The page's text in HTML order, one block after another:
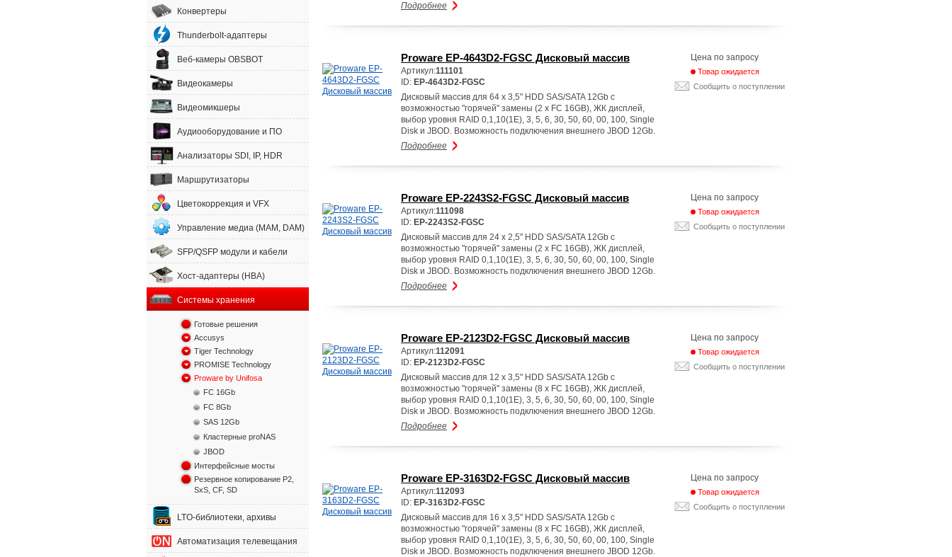
Конвертеры
Thunderbolt-адаптеры
Веб-камеры OBSBOT
Видеокамеры
Видеомикшеры
Аудиооборудование и ПО
Анализаторы SDI, IP, HDR
Маршрутизаторы
Цветокоррекция и VFX
Управление медиа (MAM, DAM)
SFP/QSFP модули и кабели
Хост-адаптеры (HBA)
Системы хранения
Готовые решения
Accusys
Tiger Technology
PROMISE Technology
Proware by Unifosa
FC 16Gb
FC 8Gb
SAS 12Gb
Кластерные proNAS
JBOD
Интерфейсные мосты
Резервное копирование P2,
SxS, CF, SD
LTO-библиотеки, архивы
Автоматизация телевещания
Подробнее
Proware EP-4643D2-FGSC Дисковый массив
Артикул:111101
ID: EP-4643D2-FGSC
Дисковый массив для 64 x 3,5" HDD SAS/SATA 12Gb с
возможностью "горячей" замены (2 x FC 16GB), ЖК дисплей,
выбор уровня RAID 0,1,10(1E), 3, 5, 6, 30, 50, 60, 00, 100, Single
Disk и JBOD. Возможность подключения внешнего JBOD 12Gb.
Подробнее
Цена по запросу
Товар ожидается
Сообщить о поступлении
Proware EP-2243S2-FGSC Дисковый массив
Артикул:111098
ID: EP-2243S2-FGSC
Дисковый массив для 24 x 2,5" HDD SAS/SATA 12Gb с
возможностью "горячей" замены (2 x FC 16GB), ЖК дисплей,
выбор уровня RAID 0,1,10(1E), 3, 5, 6, 30, 50, 60, 00, 100, Single
Disk и JBOD. Возможность подключения внешнего JBOD 12Gb.
Подробнее
Цена по запросу
Товар ожидается
Сообщить о поступлении
Proware EP-2123D2-FGSC Дисковый массив
Артикул:112091
ID: EP-2123D2-FGSC
Дисковый массив для 12 x 3,5" HDD SAS/SATA 12Gb с
возможностью "горячей" замены (8 x FC 16GB), ЖК дисплей,
выбор уровня RAID 0,1,10(1E), 3, 5, 6, 30, 50, 60, 00, 100, Single
Disk и JBOD. Возможность подключения внешнего JBOD 12Gb.
Подробнее
Цена по запросу
Товар ожидается
Сообщить о поступлении
Proware EP-3163D2-FGSC Дисковый массив
Артикул:112093
ID: EP-3163D2-FGSC
Дисковый массив для 16 x 3,5" HDD SAS/SATA 12Gb с
возможностью "горячей" замены (8 x FC 16GB), ЖК дисплей,
выбор уровня RAID 0,1,10(1E), 3, 5, 6, 30, 50, 60, 00, 100, Single
Disk и JBOD. Возможность подключения внешнего JBOD 12Gb.
Цена по запросу
Товар ожидается
Сообщить о поступлении